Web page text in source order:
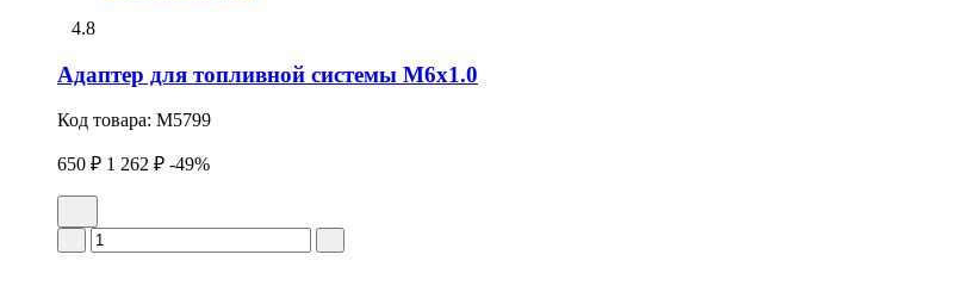
4.8
Адаптер для топливной системы M6x1.0
Код товара: M5799
650 ₽ 1 262 ₽ -49%